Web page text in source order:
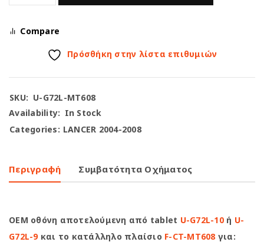
Compare
Πρόσθήκη στην λίστα επιθυμιών
SKU: U-G72L-MT608
Availability: In Stock
Categories: LANCER 2004-2008
Περιγραφή Συμβατότητα Οχήματος
OEM οθόνη αποτελούμενη από tablet U-G72L-10ή U-
G72L-9και το κατάλληλο πλαίσιο F-CT-MT608για: